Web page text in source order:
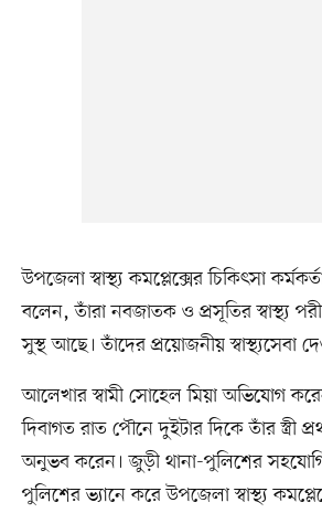
উপজেলা স্বাস্থ্য কমপ্লেক্সের চিকিৎসা
বলেন, তাঁরা নবজাতক ও প্রসূতির স্বাস্থ্য
সুস্থ আছে। তাঁদের প্রয়োজনীয় স্বাস্থ্যসেবা
আলেখার স্বামী সোহেল মিয়া অভিযোগ
দিবাগত রাত পৌনে দুইটার দিকে তাঁর স্ত্রী
অনুভব করেন। জুড়ী থানা-পুলিশের
পুলিশের ভ্যানে করে উপজেলা স্বাস্থ্য